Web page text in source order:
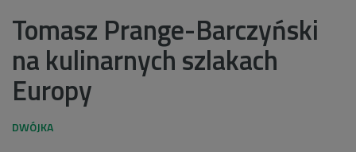
Tomasz Prange-Barczyński
na kulinarnych szlakach
Europy